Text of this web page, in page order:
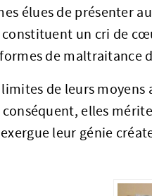
élues de présenter
un cri de
de maltraitance
de leurs moyens
conséquent, elles
leur génie